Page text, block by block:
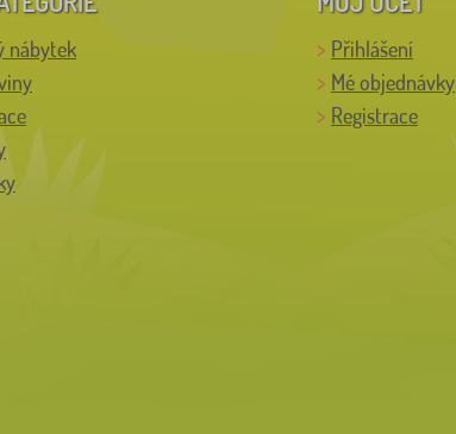
nábytek
Přihlášení
Mé objednávky
Registrace